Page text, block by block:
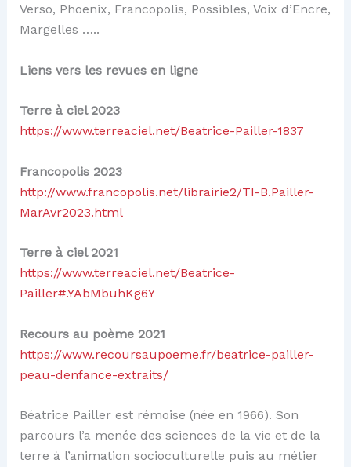
Verso, Phoenix, Francopolis, Possibles, Voix d’Encre,
Margelles …..
Liens vers les revues en ligne
Terre à ciel 2023
https://www.terreaciel.net/Beatrice-Pailler-1837
Francopolis 2023
http://www.francopolis.net/librairie2/TI-B.Pailler-
MarAvr2023.html
Terre à ciel 2021
https://www.terreaciel.net/Beatrice-
Pailler#.YAbMbuhKg6Y
Recours au poème 2021
https://www.recoursaupoeme.fr/beatrice-pailler-
peau-denfance-extraits/
Béatrice Pailler est rémoise (née en 1966). Son
parcours l’a menée des sciences de la vie et de la
terre à l’animation socioculturelle puis au métier